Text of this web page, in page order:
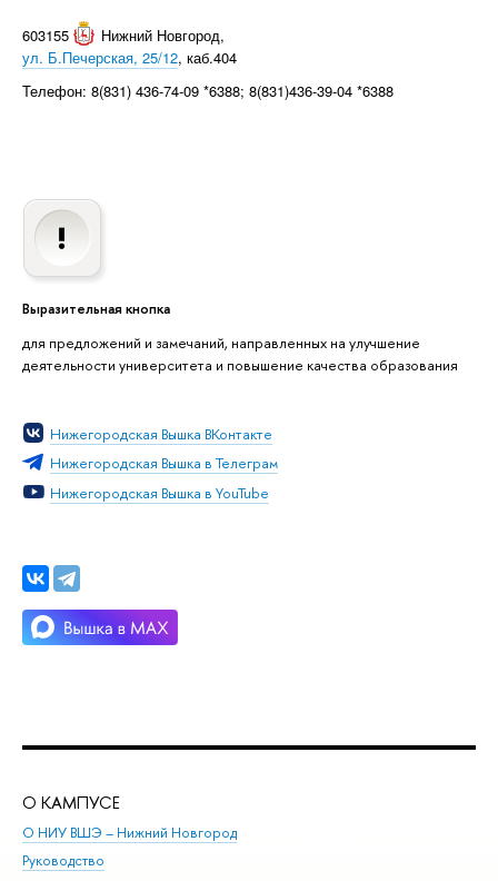
603155 Нижний Новгород,
ул. Б.Печерская, 25/12, каб.404
Телефон: 8(831) 436-74-09 *6388; 8(831)436-39-04 *6388
Выразительная кнопка
для предложений и замечаний, направленных на улучшение
деятельности университета и повышение качества образования
Нижегородская Вышка ВКонтакте
Нижегородская Вышка в Телеграм
Нижегородская Вышка в YouTube
О КАМПУСЕ
О НИУ ВШЭ – Нижний Новгород
Руководство